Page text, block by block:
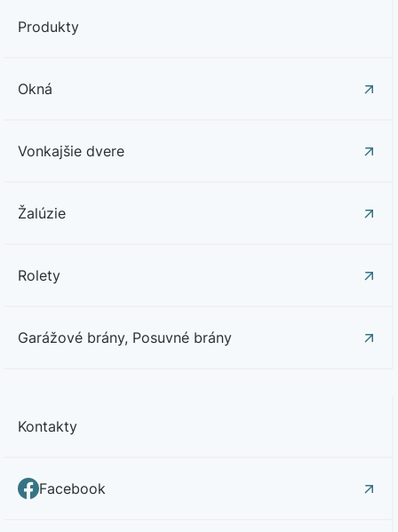
Produkty
Okná
Vonkajšie dvere
Žalúzie
Rolety
Garážové brány, Posuvné brány
Kontakty
Facebook